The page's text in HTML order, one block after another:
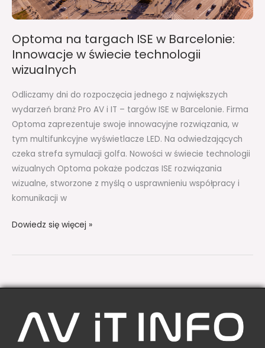
Optoma na targach ISE w Barcelonie:
Innowacje w świecie technologii
wizualnych
Odliczamy dni do rozpoczęcia jednego z największych
wydarzeń branż Pro AV i IT – targów ISE w Barcelonie. Firma
Optoma zaprezentuje swoje innowacyjne rozwiązania, w
tym multifunkcyjne wyświetlacze LED. Na odwiedzających
czeka strefa symulacji golfa. Nowości w świecie technologii
wizualnych Optoma pokaże podczas ISE rozwiązania
wizualne, stworzone z myślą o usprawnieniu współpracy i
komunikacji w
technologii
wizualnych
Dowiedz się więcej »